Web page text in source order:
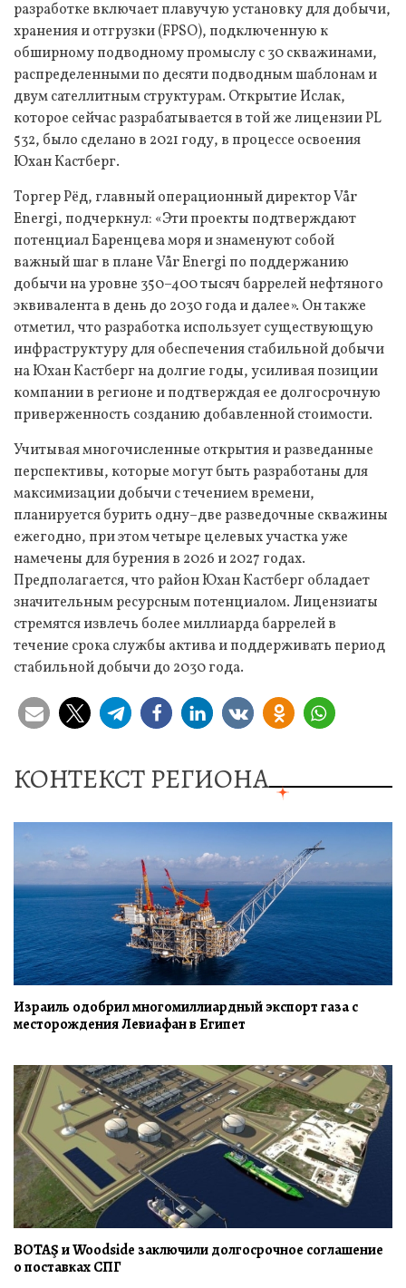
разработке включает плавучую установку для добычи,
хранения и отгрузки (FPSO), подключенную к
обширному подводному промыслу с 30 скважинами,
распределенными по десяти подводным шаблонам и
двум сателлитным структурам. Открытие Ислак,
которое сейчас разрабатывается в той же лицензии PL
532, было сделано в 2021 году, в процессе освоения
Юхан Кастберг.
Торгер Рёд, главный операционный директор Vår
Energi, подчеркнул: «Эти проекты подтверждают
потенциал Баренцева моря и знаменуют собой
важный шаг в плане Vår Energi по поддержанию
добычи на уровне 350–400 тысяч баррелей нефтяного
эквивалента в день до 2030 года и далее». Он также
отметил, что разработка использует существующую
инфраструктуру для обеспечения стабильной добычи
на Юхан Кастберг на долгие годы, усиливая позиции
компании в регионе и подтверждая ее долгосрочную
приверженность созданию добавленной стоимости.
Учитывая многочисленные открытия и разведанные
перспективы, которые могут быть разработаны для
максимизации добычи с течением времени,
планируется бурить одну–две разведочные скважины
ежегодно, при этом четыре целевых участка уже
намечены для бурения в 2026 и 2027 годах.
Предполагается, что район Юхан Кастберг обладает
значительным ресурсным потенциалом. Лицензиаты
стремятся извлечь более миллиарда баррелей в
течение срока службы актива и поддерживать период
стабильной добычи до 2030 года.
КОНТЕКСТ РЕГИОНА
Израиль одобрил многомиллиардный экспорт газа с
месторождения Левиафан в Египет
BOTAŞ и Woodside заключили долгосрочное соглашение
о поставках СПГ